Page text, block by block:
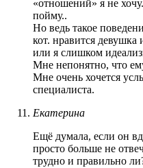
«отношений» я не
пойму..
Но ведь такое
кот. нравится девушка
или я слишком
Мне непонятно, что
Мне очень хочется
специалиста.
Екатерина
Ещё думала, если он
просто больше не
трудно и правильно